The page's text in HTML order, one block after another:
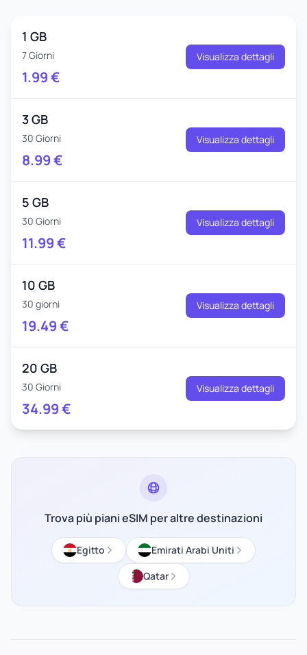
1 GB
7 Giorni
1.99€
Visualizza dettagli
3 GB
30 Giorni
8.99€
Visualizza dettagli
5 GB
30 Giorni
11.99€
Visualizza dettagli
10 GB
30 giorni
19.49€
Visualizza dettagli
20 GB
30 Giorni
34.99€
Visualizza dettagli
Trova più piani eSIM per altre destinazioni
Egitto
Emirati Arabi Uniti
Qatar